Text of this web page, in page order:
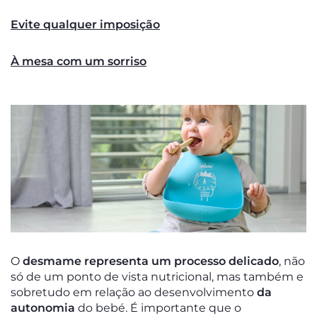
Evite qualquer imposição
À mesa com um sorriso
O desmame representa um processo delicado, não
só de um ponto de vista nutricional, mas também e
sobretudo em relação ao desenvolvimento da
autonomia do bebé. É importante que o